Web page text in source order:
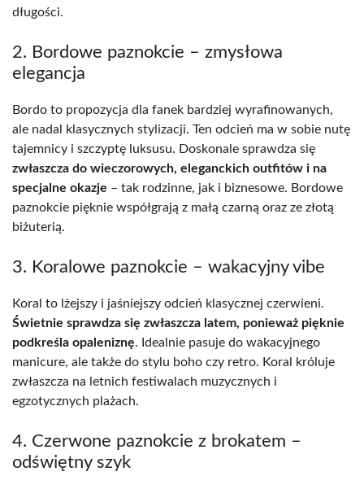
długości.
2. Bordowe paznokcie – zmysłowa
elegancja
Bordo to propozycja dla fanek bardziej wyrafinowanych,
ale nadal klasycznych stylizacji. Ten odcień ma w sobie nutę
tajemnicy i szczyptę luksusu. Doskonale sprawdza się
zwłaszcza do wieczorowych, eleganckich outfitów i na
specjalne okazje – tak rodzinne, jak i biznesowe. Bordowe
paznokcie pięknie współgrają z małą czarną oraz ze złotą
biżuterią.
3. Koralowe paznokcie – wakacyjny vibe
Koral to lżejszy i jaśniejszy odcień klasycznej czerwieni.
Świetnie sprawdza się zwłaszcza latem, ponieważ pięknie
podkreśla opaleniznę. Idealnie pasuje do wakacyjnego
manicure, ale także do stylu boho czy retro. Koral króluje
zwłaszcza na letnich festiwalach muzycznych i
egzotycznych plażach.
4. Czerwone paznokcie z brokatem –
odświętny szyk